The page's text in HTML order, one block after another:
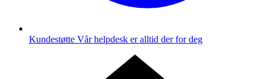
Kundestøtte Vår helpdesk er alltid der for deg